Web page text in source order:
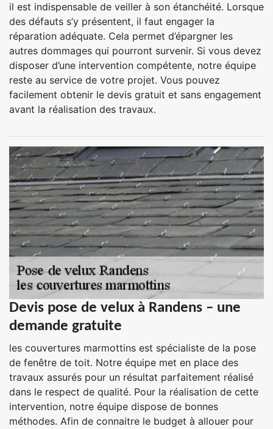
il est indispensable de veiller à son étanchéité. Lorsque
des défauts s’y présentent, il faut engager la
réparation adéquate. Cela permet d’épargner les
autres dommages qui pourront survenir. Si vous devez
disposer d’une intervention compétente, notre équipe
reste au service de votre projet. Vous pouvez
facilement obtenir le devis gratuit et sans engagement
avant la réalisation des travaux.
Devis pose de velux à Randens – une
demande gratuite
les couvertures marmottins est spécialiste de la pose
de fenêtre de toit. Notre équipe met en place des
travaux assurés pour un résultat parfaitement réalisé
dans le respect de qualité. Pour la réalisation de cette
intervention, notre équipe dispose de bonnes
méthodes. Afin de connaitre le budget à allouer pour